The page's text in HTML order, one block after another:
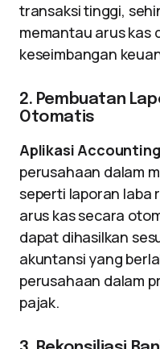
transaksi tinggi,
memantau arus kas
keseimbangan
2. Pembuatan
Otomatis
Aplikasi Accounting
perusahaan dalam
seperti laporan laba
arus kas secara
dapat dihasilkan
akuntansi yang
perusahaan dalam
pajak.